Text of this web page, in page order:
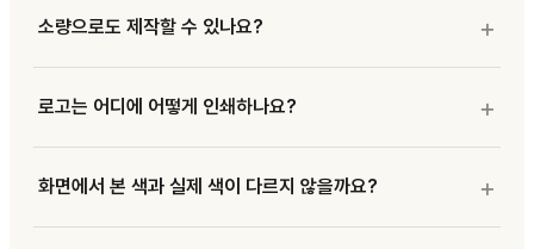
소량으로도 제작할 수 있나요?
로고는 어디에 어떻게 인쇄하나요?
화면에서 본 색과 실제 색이 다르지 않을까요?